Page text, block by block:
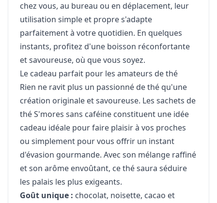
chez vous, au bureau ou en déplacement, leur
utilisation simple et propre s'adapte
parfaitement à votre quotidien. En quelques
instants, profitez d'une boisson réconfortante
et savoureuse, où que vous soyez.
Le cadeau parfait pour les amateurs de thé
Rien ne ravit plus un passionné de thé qu'une
création originale et savoureuse. Les sachets de
thé S'mores sans caféine constituent une idée
cadeau idéale pour faire plaisir à vos proches
ou simplement pour vous offrir un instant
d'évasion gourmande. Avec son mélange raffiné
et son arôme envoûtant, ce thé saura séduire
les palais les plus exigeants.
Goût unique : chocolat, noisette, cacao et